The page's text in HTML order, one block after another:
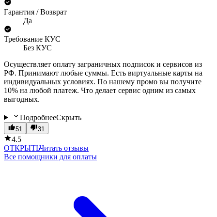
Гарантия / Возврат
Да
Требование КУС
Без КУС
Осуществляет оплату заграничных подписок и сервисов из
РФ. Принимают любые суммы. Есть виртуальные карты на
индивидуальных условиях. По нашему промо вы получите
10% на любой платеж. Что делает сервис одним из самых
выгодных.
ПодробнееСкрыть
51 31
4.5
ОТКРЫТЬЧитать отзывы
Все помощники для оплаты